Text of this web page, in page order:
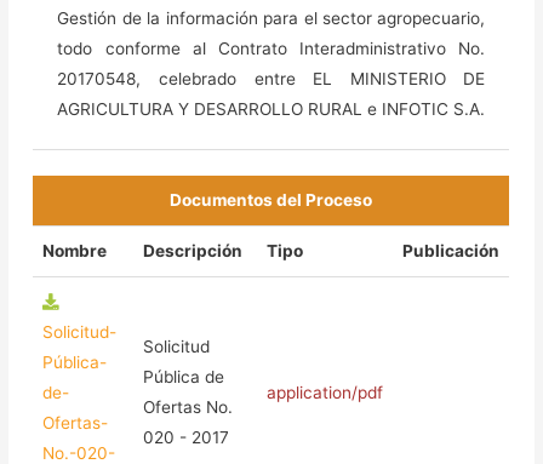
Gestión de la información para el sector agropecuario,
todo conforme al Contrato Interadministrativo No.
20170548, celebrado entre EL MINISTERIO DE
AGRICULTURA Y DESARROLLO RURAL e INFOTIC S.A.
Documentos del Proceso
Nombre Descripción Tipo Publicación
Solicitud-
Pública-
de-
Ofertas-
No.-020-
Solicitud
Pública de
Ofertas No.
020 - 2017
application/pdf